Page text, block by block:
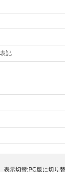
記
表示切替:PC版に切り